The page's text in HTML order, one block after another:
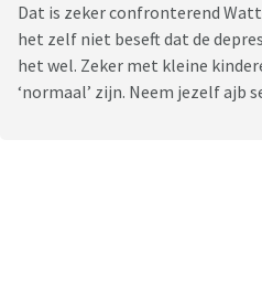
Dat is zeker confronterend
het zelf niet beseft dat de
het wel. Zeker met kleine
‘normaal’ zijn. Neem jezelf ajb